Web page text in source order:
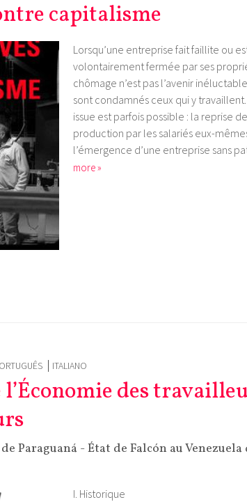
capitalisme
Lorsqu’une entreprise fait faillite ou
volontairement fermée par ses
chômage n’est pas l’avenir
sont condamnés ceux qui y
issue est parfois possible : la reprise
production par les salariés eux-
l’émergence d’une entreprise sans
more »
ITALIANO
des
Paraguaná - État de Falcón au Venezuela
I. Historique